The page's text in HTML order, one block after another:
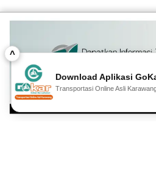
^
Download Aplikasi
Transportasi Online Asli